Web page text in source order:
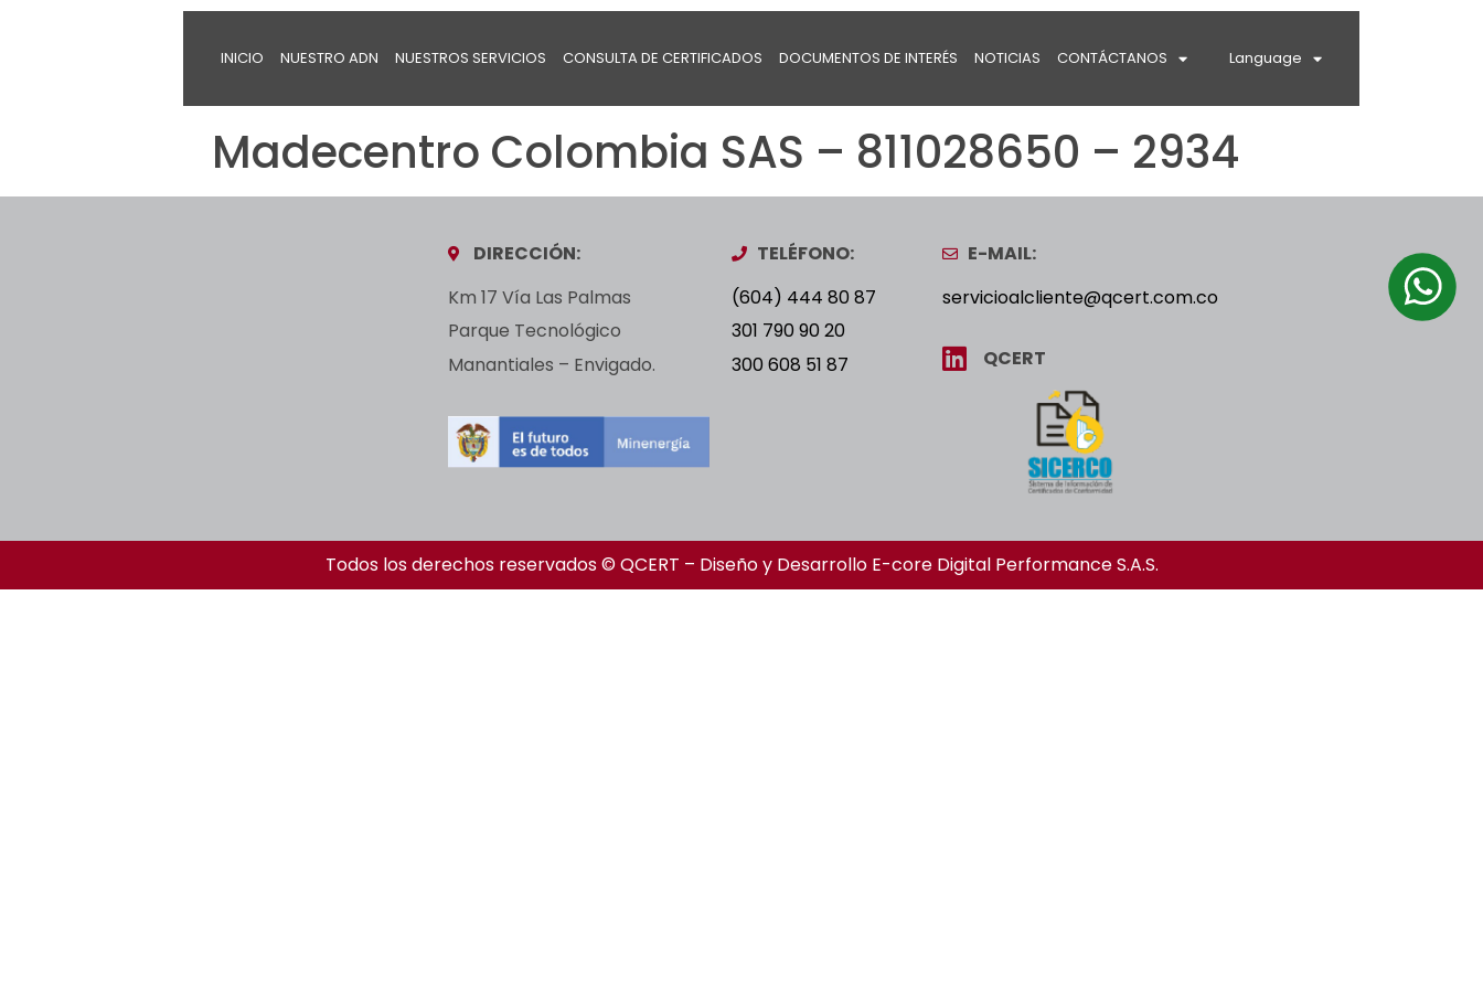
INICIO NUESTRO ADN NUESTROS SERVICIOS CONSULTA DE CERTIFICADOS DOCUMENTOS DE INTERÉS NOTICIAS CONTÁCTANOS Language
Madecentro Colombia SAS – 811028650 – 2934
DIRECCIÓN:
Km 17 Vía Las Palmas
Parque Tecnológico
Manantiales – Envigado.
TELÉFONO:
(604) 444 80 87
301 790 90 20
300 608 51 87
E-MAIL:
servicioalcliente@qcert.com.co
QCERT
Todos los derechos reservados © QCERT – Diseño y Desarrollo E-core Digital Performance S.A.S.